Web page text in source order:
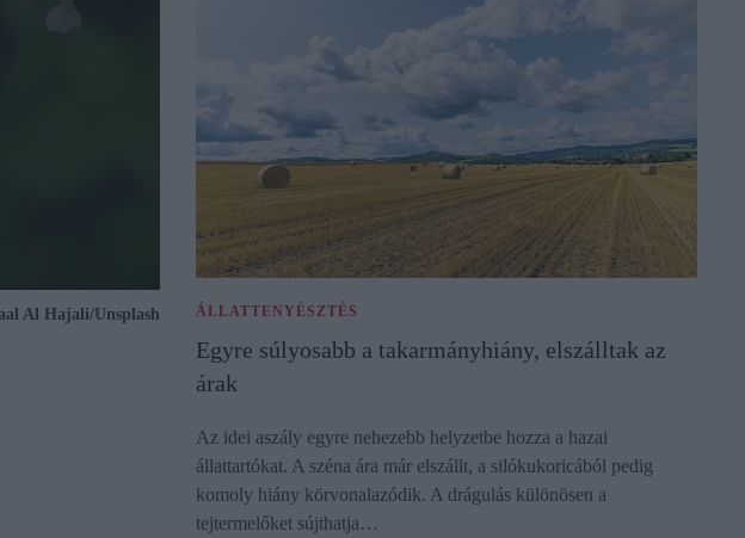
Al Hajali/Unsplash ÁLLATTENYÉSZTÉS
Egyre súlyosabb a takarmányhiány, elszálltak az
árak
Az idei aszály egyre nehezebb helyzetbe hozza a hazai
állattartókat. A széna ára már elszállt, a silókukoricából pedig
komoly hiány körvonalazódik. A drágulás különösen a
tejtermelőket sújthatja…